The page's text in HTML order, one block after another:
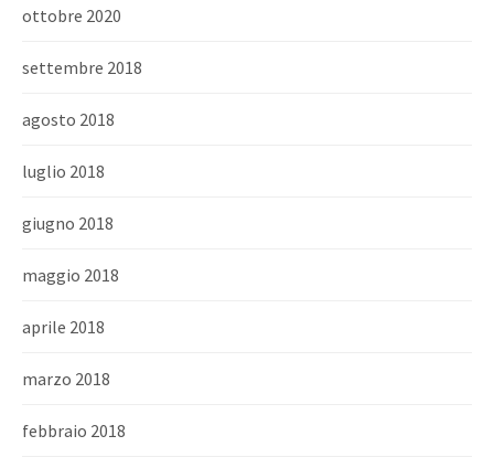
ottobre 2020
settembre 2018
agosto 2018
luglio 2018
giugno 2018
maggio 2018
aprile 2018
marzo 2018
febbraio 2018